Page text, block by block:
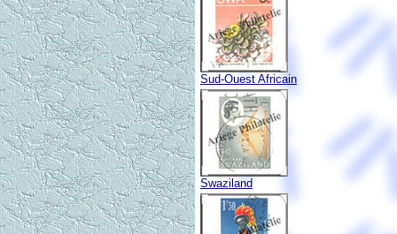
Sud-Ouest Africain
Swaziland